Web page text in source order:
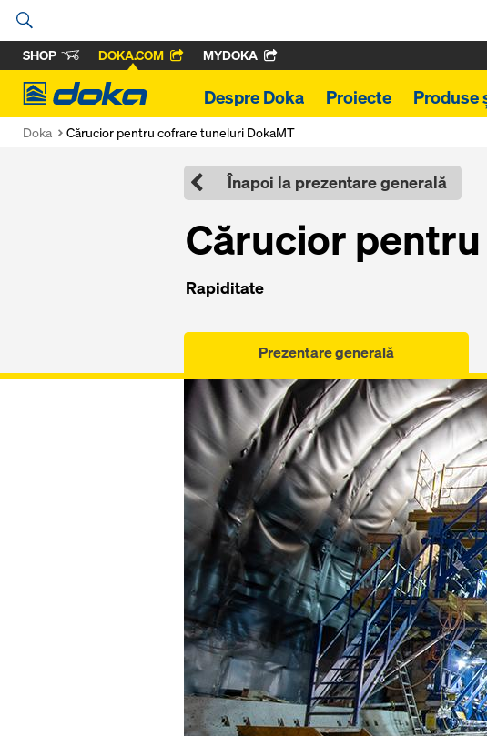
SHOP DOKA.COM MYDOKA
Doka
Despre Doka Proiecte Produse
Doka Cărucior pentru cofrare tuneluri DokaMT
Înapoi la prezentare generală
Cărucior
Rapiditate
Prezentare generală